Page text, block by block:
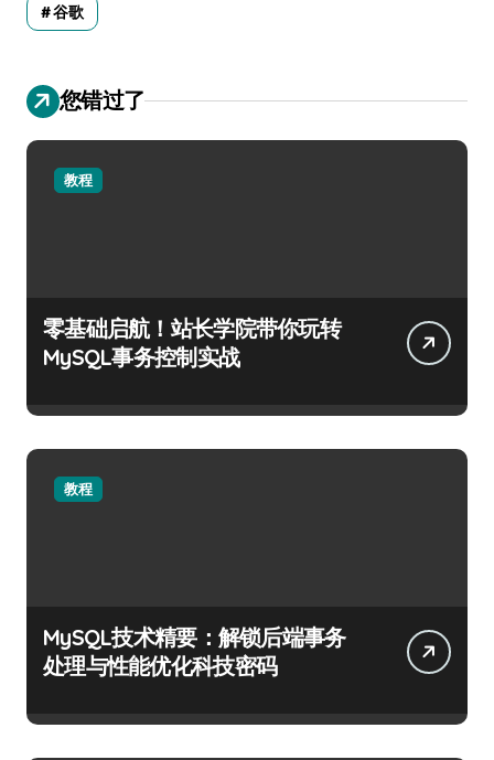
谷歌
您错过了
教程
零基础启航！站长学院带你玩转
MySQL事务控制实战
教程
MySQL技术精要：解锁后端事务
处理与性能优化科技密码